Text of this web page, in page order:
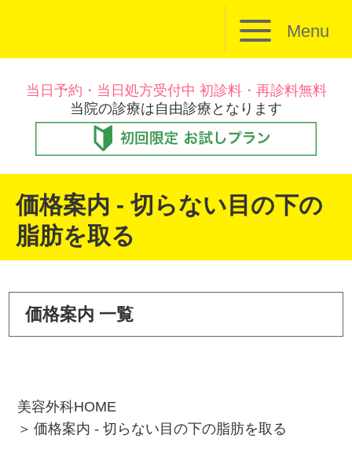
Menu
当日予約・当日処方受付中 初診料・再診料無料
当院の診療は自由診療となります
価格案内 - 切らない目の下の
脂肪を取る
価格案内 一覧
美容外科HOME
価格案内 - 切らない目の下の脂肪を取る